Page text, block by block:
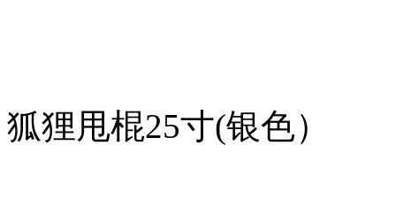
狐狸甩棍25寸(银色）